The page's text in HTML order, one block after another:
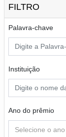
FILTRO
Palavra-chave
Instituição
Ano do prêmio
Selecione o ano